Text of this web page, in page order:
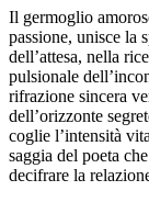
Il germoglio
passione, unisce la
dell’attesa, nella
pulsionale
rifrazione sincera
dell’orizzonte
coglie l’intensità
saggia del poeta
decifrare la